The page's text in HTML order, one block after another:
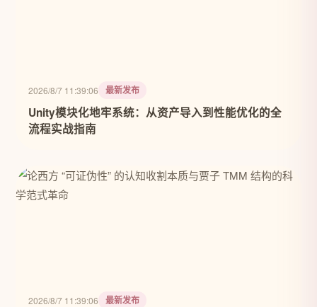
2026/8/7 11:39:06 最新发布
Unity模块化地牢系统：从资产导入到性能优化的全
流程实战指南
2026/8/7 11:39:06 最新发布